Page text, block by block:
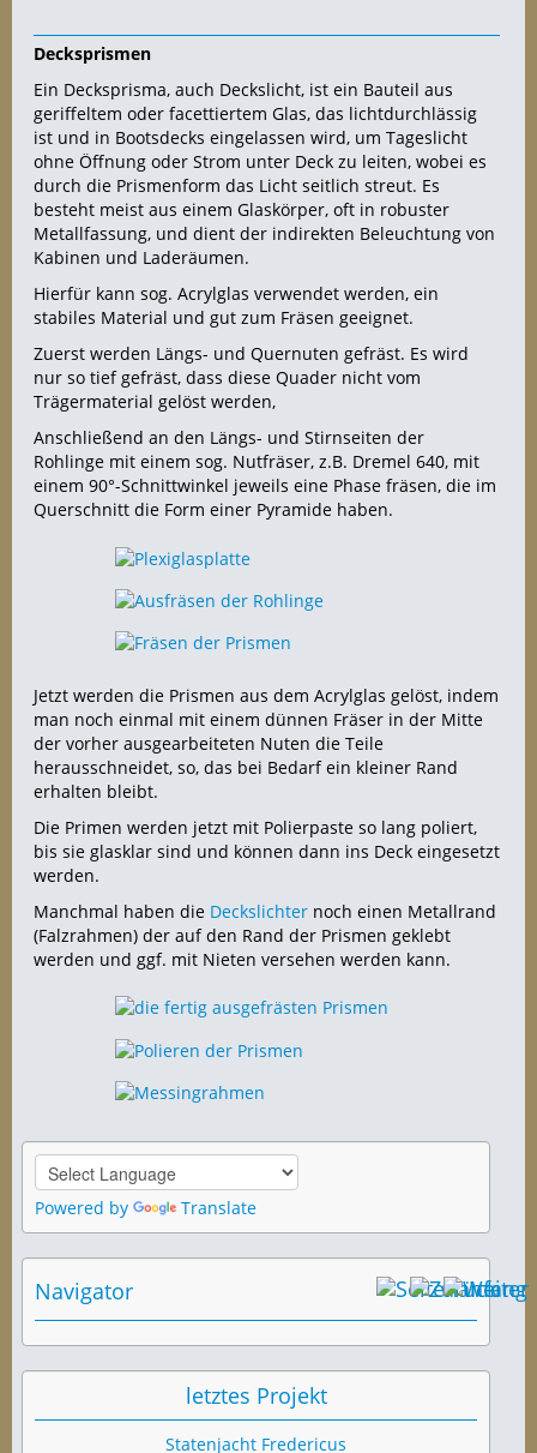
Decksprismen
Ein Decksprisma, auch Deckslicht, ist ein Bauteil aus
geriffeltem oder facettiertem Glas, das lichtdurchlässig
ist und in Bootsdecks eingelassen wird, um Tageslicht
ohne Öffnung oder Strom unter Deck zu leiten, wobei es
durch die Prismenform das Licht seitlich streut. Es
besteht meist aus einem Glaskörper, oft in robuster
Metallfassung, und dient der indirekten Beleuchtung von
Kabinen und Laderäumen.
Hierfür kann sog. Acrylglas verwendet werden, ein
stabiles Material und gut zum Fräsen geeignet.
Zuerst werden Längs- und Quernuten gefräst. Es wird
nur so tief gefräst, dass diese Quader nicht vom
Trägermaterial gelöst werden,
Anschließend an den Längs- und Stirnseiten der
Rohlinge mit einem sog. Nutfräser, z.B. Dremel 640, mit
einem 90°-Schnittwinkel jeweils eine Phase fräsen, die im
Querschnitt die Form einer Pyramide haben.
Jetzt werden die Prismen aus dem Acrylglas gelöst, indem
man noch einmal mit einem dünnen Fräser in der Mitte
der vorher ausgearbeiteten Nuten die Teile
herausschneidet, so, das bei Bedarf ein kleiner Rand
erhalten bleibt.
Die Primen werden jetzt mit Polierpaste so lang poliert,
bis sie glasklar sind und können dann ins Deck eingesetzt
werden.
Manchmal haben die Deckslichter noch einen Metallrand
(Falzrahmen) der auf den Rand der Prismen geklebt
werden und ggf. mit Nieten versehen werden kann.
Powered by Translate
Navigator
letztes Projekt
Statenjacht Fredericus